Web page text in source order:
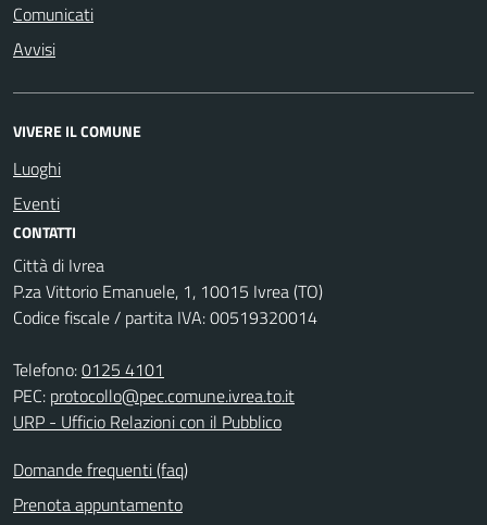
Comunicati
Avvisi
VIVERE IL COMUNE
Luoghi
Eventi
CONTATTI
Città di Ivrea
P.za Vittorio Emanuele, 1, 10015 Ivrea (TO)
Codice fiscale / partita IVA: 00519320014
Telefono:0125 4101
PEC: protocollo@pec.comune.ivrea.to.it
URP - Ufficio Relazioni con il Pubblico
Domande frequenti (faq)
Prenota appuntamento